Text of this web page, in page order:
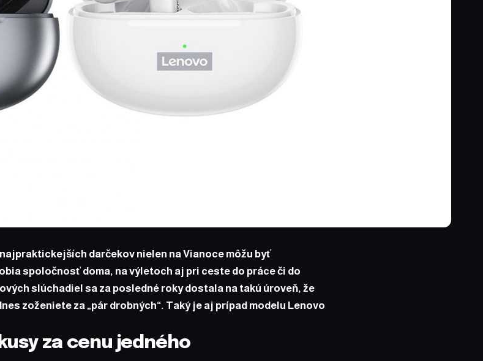
darčekov nielen na Vianoce môžu byť
spoločnosť doma, na výletoch aj pri ceste do práce či do
slúchadiel sa za posledné roky dostala na takú úroveň, že
zoženiete za „pár drobných“. Taký je aj prípad modelu Lenovo
za cenu jedného